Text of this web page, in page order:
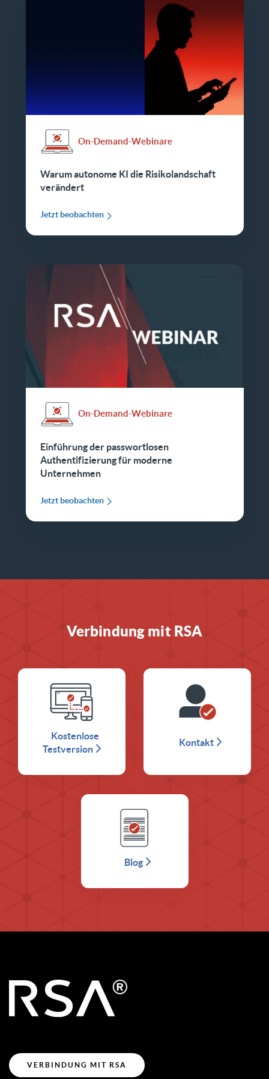
On-Demand-Webinare
Warum autonome KI die Risikolandschaft
verändert
Jetzt beobachten
On-Demand-Webinare
Einführung der passwortlosen
Authentifizierung für moderne
Unternehmen
Jetzt beobachten
Verbindung mit RSA
Kostenlose
Testversion
Kontakt
Blog
VERBINDUNG MIT RSA